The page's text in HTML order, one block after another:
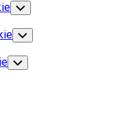
Toggle
Child
Menu
Toggle
Child
Menu
Toggle
Child